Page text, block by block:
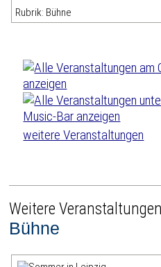
Rubrik: Bühne
weitere Veranstaltungen
Weitere
Bühne